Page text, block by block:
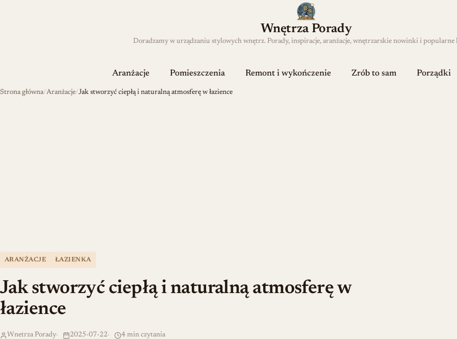
Wnętrza Porady
Doradzamy w urządzaniu stylowych wnętrz. Porady, inspiracje, aranżacje, wnętrzarskie nowinki i popularne
Aranżacje Pomieszczenia Remont i wykończenie Zrób to sam Porządki
Strona główna Aranżacje Jak stworzyć ciepłą i naturalną atmosferę w łazience
ARANŻACJE ŁAZIENKA
Jak stworzyć ciepłą i naturalną atmosferę w
łazience
Wnetrza Porady 2025-07-22 4 min czytania